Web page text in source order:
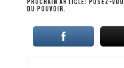
PROCHAIN ARTICLE: POSEZ-
DU POUVOIR.